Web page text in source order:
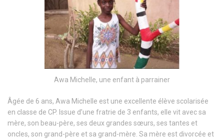
Awa Michelle, une enfant à parrainer
Âgée de 6 ans, Awa Michelle est une excellente élève scolarisée
en classe de CP. Issue d’une fratrie de 3 enfants, elle vit avec sa
mère, son beau-père, ses deux grandes sœurs, ses tantes et
oncles, son grand-père et sa grand-mère. Sa mère est divorcée et